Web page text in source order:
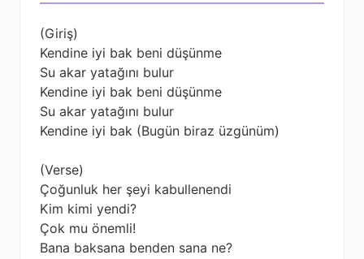
(Giriş)
Kendine iyi bak beni düşünme
Su akar yatağını bulur
Kendine iyi bak beni düşünme
Su akar yatağını bulur
Kendine iyi bak (Bugün biraz üzgünüm)
(Verse)
Çoğunluk her şeyi kabullenendi
Kim kimi yendi?
Çok mu önemli!
Bana baksana benden sana ne?